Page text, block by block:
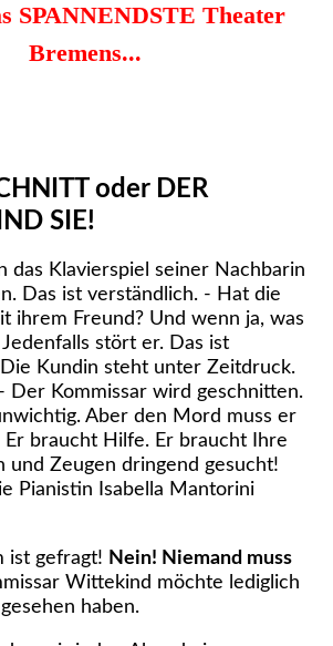
Theater
Bremens...
oder DER
SIE!
das Klavierspiel seiner Nachbarin
Das ist verständlich. - Hat die
ihrem Freund? Und wenn ja, was
stört er. Das ist
Kundin steht unter Zeitdruck.
Der Kommissar wird geschnitten.
Aber den Mord muss er
braucht Hilfe. Er braucht Ihre
und Zeugen dringend gesucht!
Pianistin Isabella Mantorini
ist gefragt! Nein! Niemand muss
Wittekind möchte lediglich
haben.